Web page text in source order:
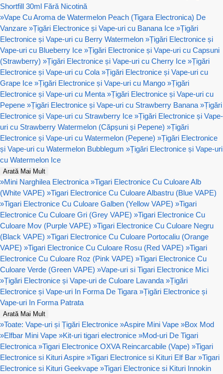
Shortfill 30ml Fără Nicotină
»Vape Cu Aroma de Watermelon Peach (Tigara Electronica) De
Vanzare »Țigări Electronice și Vape-uri cu Banana Ice »Țigări
Electronice și Vape-uri cu Berry Watermelon »Țigări Electronice și
Vape-uri cu Blueberry Ice »Țigări Electronice și Vape-uri cu Capsuni
(Strawberry) »Țigări Electronice și Vape-uri cu Cherry Ice »Țigări
Electronice și Vape-uri cu Cola »Țigări Electronice și Vape-uri cu
Grape Ice »Țigări Electronice și Vape-uri cu Mango »Țigări
Electronice și Vape-uri cu Menta »Țigări Electronice și Vape-uri cu
Pepene »Țigări Electronice și Vape-uri cu Strawberry Banana »Țigări
Electronice și Vape-uri cu Strawberry Ice »Țigări Electronice și Vape-
uri cu Strawberry Watermelon (Căpșuni și Pepene) »Țigări
Electronice și Vape-uri cu Watermelon (Pepene) »Țigări Electronice
și Vape-uri cu Watermelon Bubblegum »Țigări Electronice și Vape-uri
cu Watermelon Ice
Arată Mai Mult
»Mini Narghilea Electronica »Tigari Electronice Cu Culoare Alb
(White VAPE) »Tigari Electronice Cu Culoare Albastru (Blue VAPE)
»Tigari Electronice Cu Culoare Galben (Yellow VAPE) »Tigari
Electronice Cu Culoare Gri (Grey VAPE) »Tigari Electronice Cu
Culoare Mov (Purple VAPE) »Tigari Electronice Cu Culoare Negru
(Black VAPE) »Tigari Electronice Cu Culoare Portocaliu (Orange
VAPE) »Tigari Electronice Cu Culoare Rosu (Red VAPE) »Tigari
Electronice Cu Culoare Roz (Pink VAPE) »Tigari Electronice Cu
Culoare Verde (Green VAPE) »Vape-uri si Tigari Electronice Mici
»Țigări Electronice și Vape-uri de Culoare Lavanda »Țigări
Electronice și Vape-uri In Forma De Tigara »Țigări Electronice și
Vape-uri In Forma Patrata
Arată Mai Mult
»Toate: Vape-uri și Țigări Electronice »Aspire Mini Vape »Box Mod
»Elfbar Mini Vape »Kit-uri tigari electronice »Mod-uri De Tigari
Electronica »Tigari Electronice OXVA Reincarcabile (Vape) »Tigari
Electronice si Kituri Aspire »Tigari Electronice si Kituri Elf Bar »Tigari
Electronice si Kituri Geekvape »Tigari Electronice si Kituri Innokin